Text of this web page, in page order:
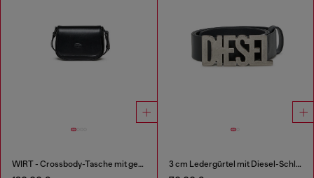
WIRT - Crossbody-Tasche mit geprägtem Oval D Logo 3 cm Ledergürtel mit Diesel-Schließe